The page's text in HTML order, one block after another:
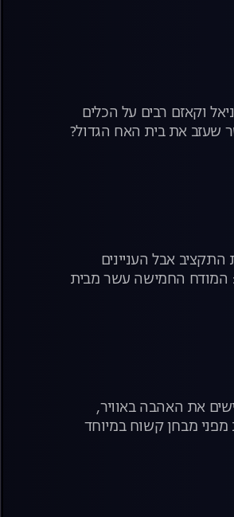
וקאזם רבים על הכלים
שעזב את בית האח הגדול?
אבל העניינים
המודח החמישה עשר מבית
את האהבה באוויר,
מבחן קשוח במיוחד